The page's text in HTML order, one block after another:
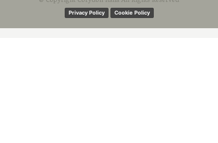
Privacy Policy Cookie Policy